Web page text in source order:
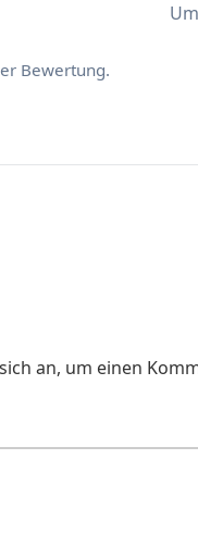
Bewertung.
an, um einen